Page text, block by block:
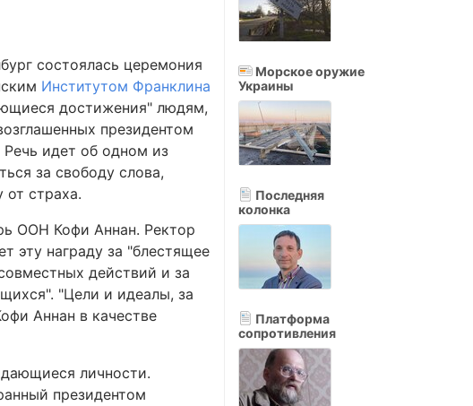
состоялась церемония
Институтом Франклина
достижения" людям,
президентом
идет об одном из
за свободу слова,
от страха.
ООН Кофи Аннан. Ректор
эту награду за "блестящее
действий и за
"Цели и идеалы, за
Аннан в качестве
личности.
президентом
Морское оружие
Украины
Последняя
колонка
Платформа
сопротивления